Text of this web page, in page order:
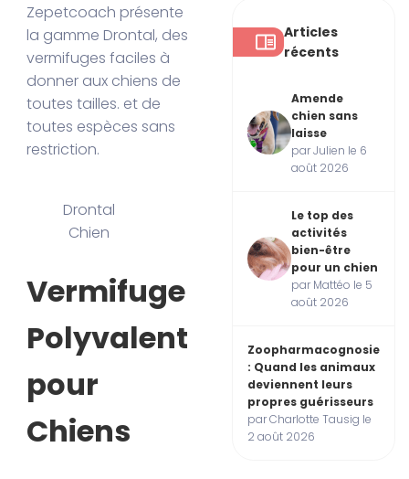
Zepetcoach présente
la gamme Drontal, des
vermifuges faciles à
donner aux chiens de
toutes tailles. et de
toutes espèces sans
restriction.
Drontal
Chien
Vermifuge
Polyvalent
pour
Chiens
Articles
récents
Amende
chien sans
laisse
par Julien le 6
août 2026
Le top des
activités
bien-être
pour un chien
par Mattéo le 5
août 2026
Zoopharmacognosie
: Quand les animaux
deviennent leurs
propres guérisseurs
par Charlotte Tausig le
2 août 2026